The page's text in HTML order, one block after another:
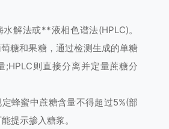
法或**液相色谱法(HPLC)。
糖和果糖，通过检测生成的单糖
;HPLC则直接分离并定量蔗糖分
蜜中蔗糖含量不得超过5%(部
提示掺入糖浆。